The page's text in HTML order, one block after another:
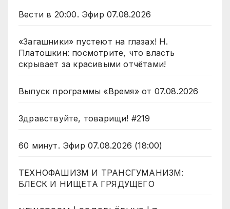
Вести в 20:00. Эфир 07.08.2026
«Загашники» пустеют на глазах! Н.
Платошкин: посмотрите, что власть
скрывает за красивыми отчётами!
Выпуск программы «Время» от 07.08.2026
Здравствуйте, товарищи! #219
60 минут. Эфир 07.08.2026 (18:00)
ТЕХНОФАШИЗМ И ТРАНСГУМАНИЗМ:
БЛЕСК И НИЩЕТА ГРЯДУЩЕГО